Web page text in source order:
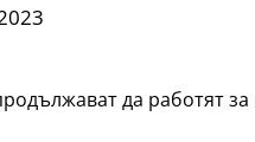
да работят